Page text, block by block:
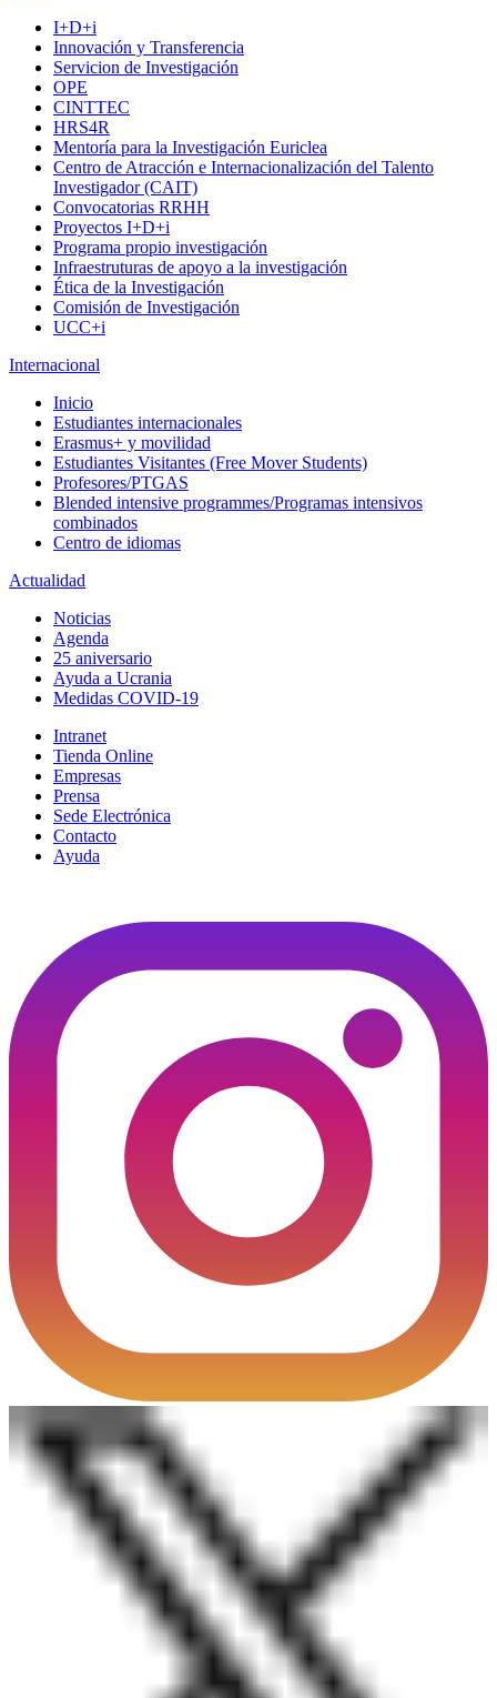
I+D+i
Innovación y Transferencia
Servicion de Investigación
OPE
CINTTEC
HRS4R
Mentoría para la Investigación Euriclea
Centro de Atracción e Internacionalización del Talento
Investigador (CAIT)
Convocatorias RRHH
Proyectos I+D+i
Programa propio investigación
Infraestruturas de apoyo a la investigación
Ética de la Investigación
Comisión de Investigación
UCC+i
Internacional
Inicio
Estudiantes internacionales
Erasmus+ y movilidad
Estudiantes Visitantes (Free Mover Students)
Profesores/PTGAS
Blended intensive programmes/Programas intensivos
combinados
Centro de idiomas
Actualidad
Noticias
Agenda
25 aniversario
Ayuda a Ucrania
Medidas COVID-19
Intranet
Tienda Online
Empresas
Prensa
Sede Electrónica
Contacto
Ayuda